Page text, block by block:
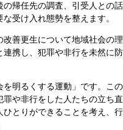
帰任先の調査、引受人との話
受け入れ態勢を整えます。
善更生について地域社会の理
携し、犯罪や非行を未然に防
明るくする運動」です。この
や非行をした人たちの立ち直
ひとりができることを考え、行